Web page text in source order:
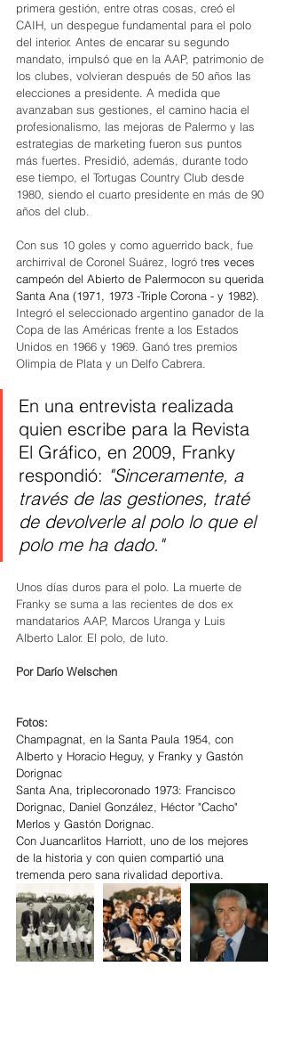
primera gestión, entre otras cosas, creó el
CAIH, un despegue fundamental para el polo
del interior. Antes de encarar su segundo
mandato, impulsó que en la AAP, patrimonio de
los clubes, volvieran después de 50 años las
elecciones a presidente. A medida que
avanzaban sus gestiones, el camino hacia el
profesionalismo, las mejoras de Palermo y las
estrategias de marketing fueron sus puntos
más fuertes. Presidió, además, durante todo
ese tiempo, el Tortugas Country Club desde
1980, siendo el cuarto presidente en más de 90
años del club.
Con sus 10 goles y como aguerrido back, fue
archirrival de Coronel Suárez, logró tres veces
campeón del Abierto de Palermocon su querida
Santa Ana (1971, 1973 -Triple Corona - y 1982).
Integró el seleccionado argentino ganador de la
Copa de las Américas frente a los Estados
Unidos en 1966 y 1969. Ganó tres premios
Olimpia de Plata y un Delfo Cabrera.
En una entrevista realizada
quien escribe para la Revista
El Gráfico, en 2009, Franky
respondió: "Sinceramente, a
través de las gestiones, traté
de devolverle al polo lo que el
polo me ha dado."
Unos días duros para el polo. La muerte de
Franky se suma a las recientes de dos ex
mandatarios AAP, Marcos Uranga y Luis
Alberto Lalor. El polo, de luto.
Por Darío Welschen
Fotos:
Champagnat, en la Santa Paula 1954, con
Alberto y Horacio Heguy, y Franky y Gastón
Dorignac
Santa Ana, triplecoronado 1973: Francisco
Dorignac, Daniel González, Héctor "Cacho"
Merlos y Gastón Dorignac.
Con Juancarlitos Harriott, uno de los mejores
de la historia y con quien compartió una
tremenda pero sana rivalidad deportiva.